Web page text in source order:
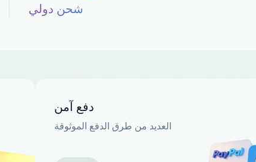
شحن دولي
دفع آمن
العديد من طرق الدفع الموثوقة